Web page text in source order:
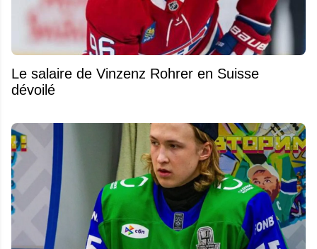
Le salaire de Vinzenz Rohrer en Suisse
dévoilé